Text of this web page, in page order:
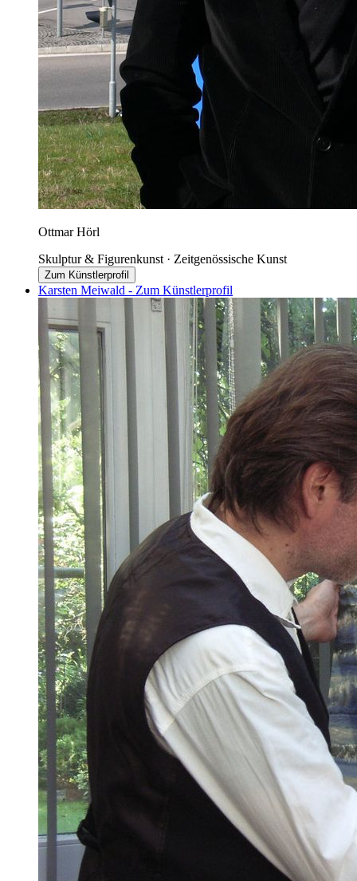
Ottmar Hörl
Skulptur & Figurenkunst · Zeitgenössische Kunst
Zum Künstlerprofil
Karsten Meiwald - Zum Künstlerprofil